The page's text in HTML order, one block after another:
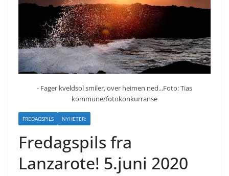
- Fager kveldsol smiler, over heimen ned...Foto: Tias
kommune/fotokonkurranse
FREDAGSPILS NYHETER:
Fredagspils fra
Lanzarote! 5.juni 2020